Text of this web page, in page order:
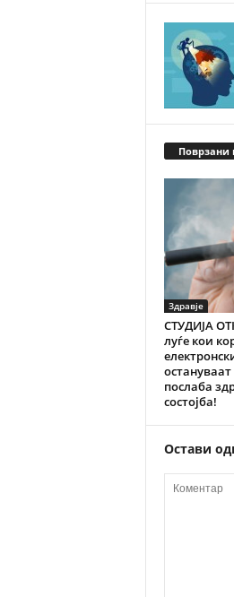
Поврзани
Здравје
СТУДИЈА
луѓе кои
послаба
состојба!
Остави